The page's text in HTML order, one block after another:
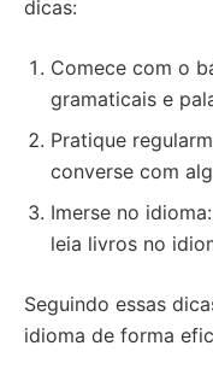
dicas:
Comece com o
gramaticais e
Pratique
converse com
Imerse no
leia livros no
Seguindo essas
idioma de forma